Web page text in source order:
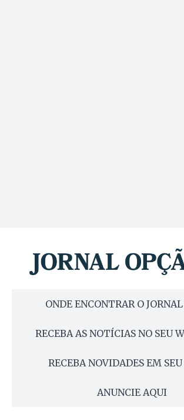
ONDE ENCONTRAR O
RECEBA AS NOTÍCIAS NO SEU
RECEBA NOVIDADES EM
ANUNCIE AQUI